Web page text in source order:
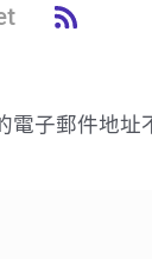
電子郵件地址